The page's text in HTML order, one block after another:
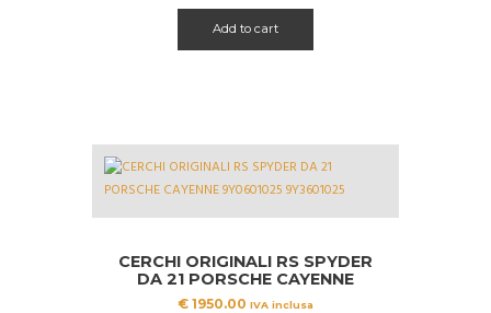
era:
€ 799.99.
è:
€ 597.80.
Add to cart
CERCHI ORIGINALI RS SPYDER
DA 21 PORSCHE CAYENNE
9Y0601025 9Y3601025
€ 1950.00 IVA inclusa